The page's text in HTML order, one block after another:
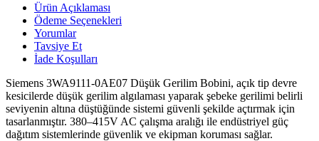
Ürün Açıklaması
Ödeme Seçenekleri
Yorumlar
Tavsiye Et
İade Koşulları
Siemens 3WA9111-0AE07 Düşük Gerilim Bobini, açık tip devre
kesicilerde düşük gerilim algılaması yaparak şebeke gerilimi belirli
seviyenin altına düştüğünde sistemi güvenli şekilde açtırmak için
tasarlanmıştır. 380–415V AC çalışma aralığı ile endüstriyel güç
dağıtım sistemlerinde güvenlik ve ekipman koruması sağlar.